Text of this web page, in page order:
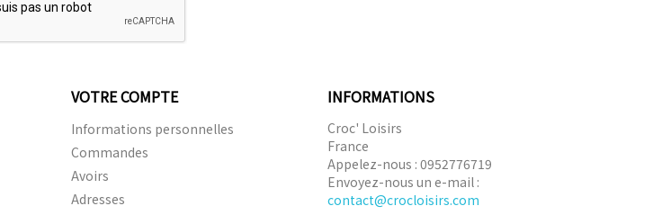
VOTRE COMPTE
Informations personnelles
Commandes
Avoirs
Adresses
INFORMATIONS
Croc' Loisirs
France
Appelez-nous : 0952776719
Envoyez-nous un e-mail :
contact@crocloisirs.com